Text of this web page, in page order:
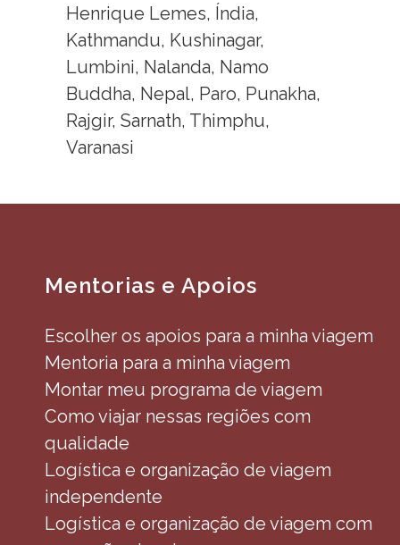
Henrique Lemes, Índia,
Kathmandu, Kushinagar,
Lumbini, Nalanda, Namo
Buddha, Nepal, Paro, Punakha,
Rajgir, Sarnath, Thimphu,
Varanasi
Mentorias e Apoios
Escolher os apoios para a minha viagem
Mentoria para a minha viagem
Montar meu programa de viagem
Como viajar nessas regiões com
qualidade
Logística e organização de viagem
independente
Logística e organização de viagem com